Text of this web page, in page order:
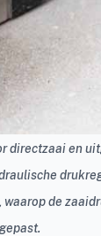
directzaai en
de